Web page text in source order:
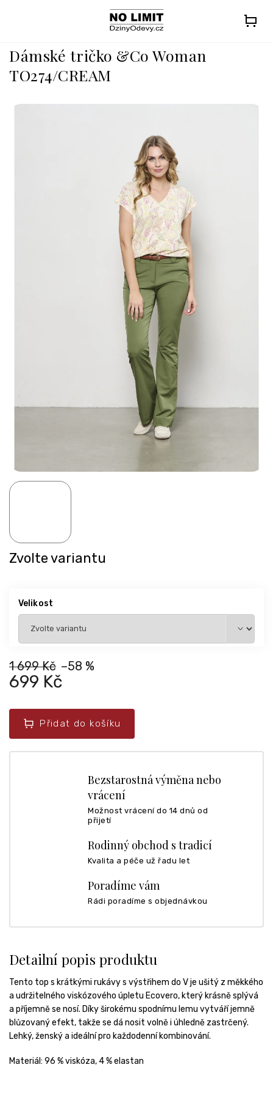
Dámské tričko &Co Woman
TO274/CREAM
1 699 Kč –58 %
699 Kč
Zvolte variantu
Velikost
Přidat do košíku
Bezstarostná výměna nebo
vrácení
Možnost vrácení do 14 dnů od
přijetí
Rodinný obchod s tradicí
Kvalita a péče už řadu let
Poradíme vám
Rádi poradíme s objednávkou
Detailní popis produktu
Tento top s krátkými rukávy s výstřihem do V je ušitý z měkkého
a udržitelného viskózového úpletu Ecovero, který krásně splývá
a příjemně se nosí. Díky širokému spodnímu lemu vytváří jemně
blůzovaný efekt, takže se dá nosit volně i úhledně zastrčený.
Lehký, ženský a ideální pro každodenní kombinování.
Materiál: 96 % viskóza, 4 % elastan